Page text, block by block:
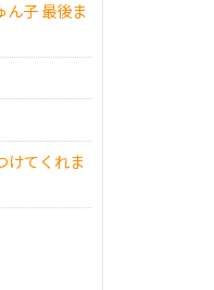
ん子 最後ま
けてくれま